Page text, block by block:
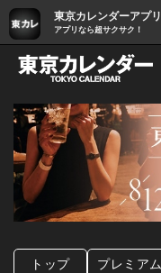
東京カレンダーアプリ
アプリなら超サクサク！
トップ プレミアム